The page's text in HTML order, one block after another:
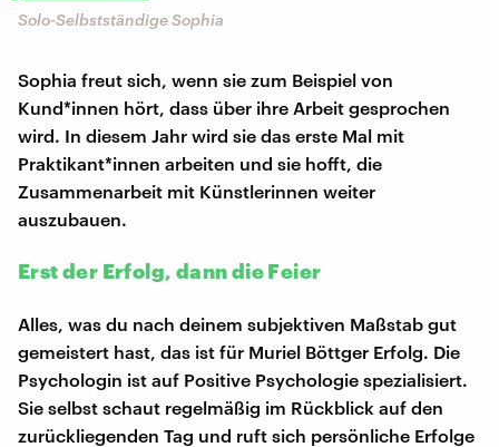
Solo-Selbstständige Sophia
Sophia freut sich, wenn sie zum Beispiel von
Kund*innen hört, dass über ihre Arbeit gesprochen
wird. In diesem Jahr wird sie das erste Mal mit
Praktikant*innen arbeiten und sie hofft, die
Zusammenarbeit mit Künstlerinnen weiter
auszubauen.
Erst der Erfolg, dann die Feier
Alles, was du nach deinem subjektiven Maßstab gut
gemeistert hast, das ist für Muriel Böttger Erfolg. Die
Psychologin ist auf Positive Psychologie spezialisiert.
Sie selbst schaut regelmäßig im Rückblick auf den
zurückliegenden Tag und ruft sich persönliche Erfolge